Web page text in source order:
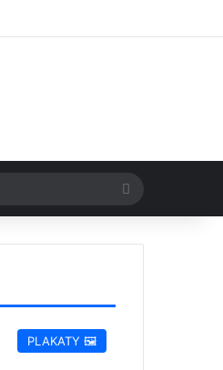
Szukaj...
PLAKATY 🖼️